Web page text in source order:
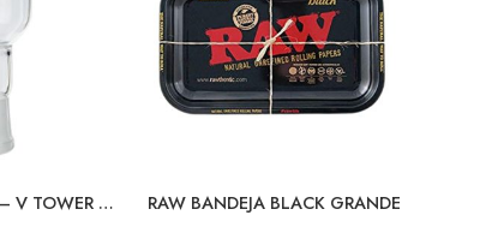
POTPOURRI DISH – V TOWER & EXTREME Q RAW BANDEJA BLACK GRANDE